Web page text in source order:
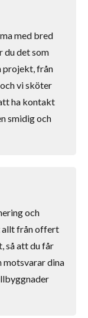
med bred
du det som
projekt, från
vi sköter
ha kontakt
smidig och
och
allt från offert
så att du får
motsvarar dina